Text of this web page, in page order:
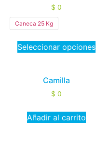
$ 0
Caneca 25 Kg
Seleccionar opciones
Camilla
$ 0
Añadir al carrito